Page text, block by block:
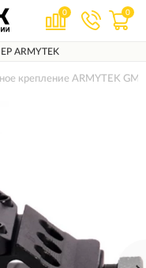
0 0
ARMYTEK
крепление ARMYTEK